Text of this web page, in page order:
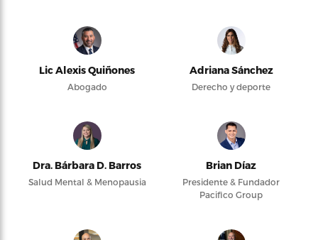
Lic Alexis Quiñones
Abogado
Adriana Sánchez
Derecho y deporte
Dra. Bárbara D. Barros
Salud Mental & Menopausia
Brian Díaz
Presidente & Fundador
Pacifico Group